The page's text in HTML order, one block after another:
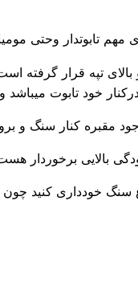
تابوتدار وحتی
تپه قرار
خود تابوت
مقبره کنار سنگ و
بالایی برخوردار
سنگ خودداری کنید